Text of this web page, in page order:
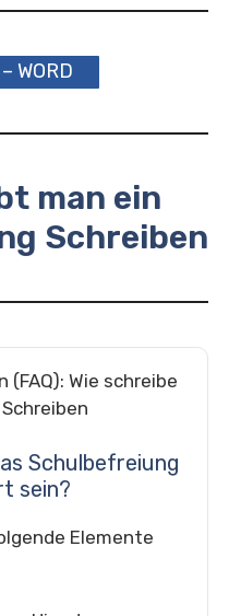
WORD
man ein
Schreiben
Wie schreibe
Schulbefreiung
sein?
Elemente